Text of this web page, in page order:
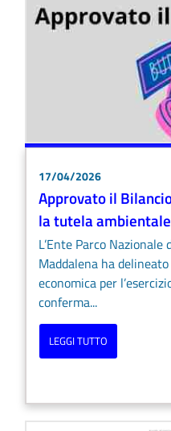
17/04/2026
Approvato il
la tutela
L’Ente Parco Nazionale
Maddalena ha
economica per
conferma...
LEGGI TUTTO